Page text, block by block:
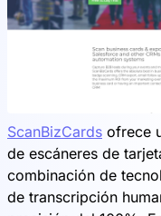
ScanBizCards ofrece
de escáneres de
combinación de
de transcripción